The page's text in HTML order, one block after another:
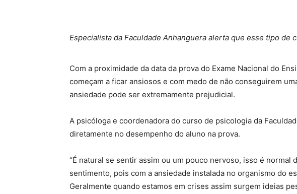
Especialista da Faculdade Anhanguera alerta que esse tipo
Com a proximidade da data da prova do Exame Nacional do
começam a ficar ansiosos e com medo de não conseguirem
ansiedade pode ser extremamente prejudicial.
A psicóloga e coordenadora do curso de psicologia da
diretamente no desempenho do aluno na prova.
“É natural se sentir assim ou um pouco nervoso, isso é
sentimento, pois com a ansiedade instalada no organismo do
Geralmente quando estamos em crises assim surgem ideias